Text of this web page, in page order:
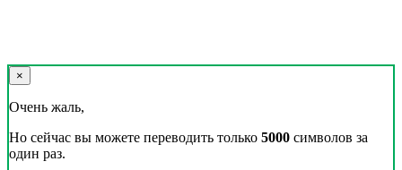
×
Очень жаль,
Но сейчас вы можете переводить только 5000 символов за
один раз.